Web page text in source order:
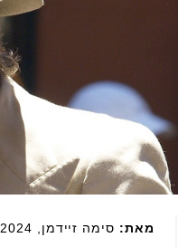
מאת: סימה זיידמן